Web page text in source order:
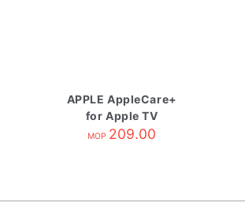
APPLE AppleCare+
for Apple TV
MOP 209.00